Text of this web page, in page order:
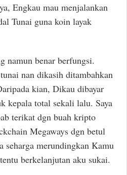
Engkau mau menjalankan
Tunai guna koin layak
namun benar berfungsi.
nan dikasih ditambahkan
kian, Dikau dibayar
kepala total sekali lalu. Saya
terikat dgn buah kripto
Megaways dgn betul
merundingkan Kamu
berkelanjutan aku sukai.